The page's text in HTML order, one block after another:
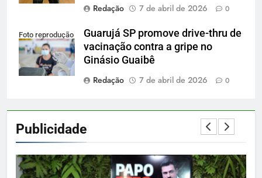
Redação
7 de abril de 2026 0
Foto reprodução
Guarujá SP promove drive-thru de
vacinação contra a gripe no
Ginásio Guaibê
Redação
7 de abril de 2026 0
Publicidade